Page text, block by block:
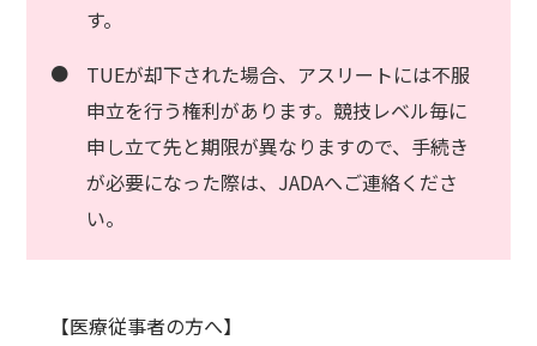
す。
TUEが却下された場合、アスリートには不服
申立を行う権利があります。競技レベル毎に
申し立て先と期限が異なりますので、手続き
が必要になった際は、JADAへご連絡くださ
い。
【医療従事者の方へ】